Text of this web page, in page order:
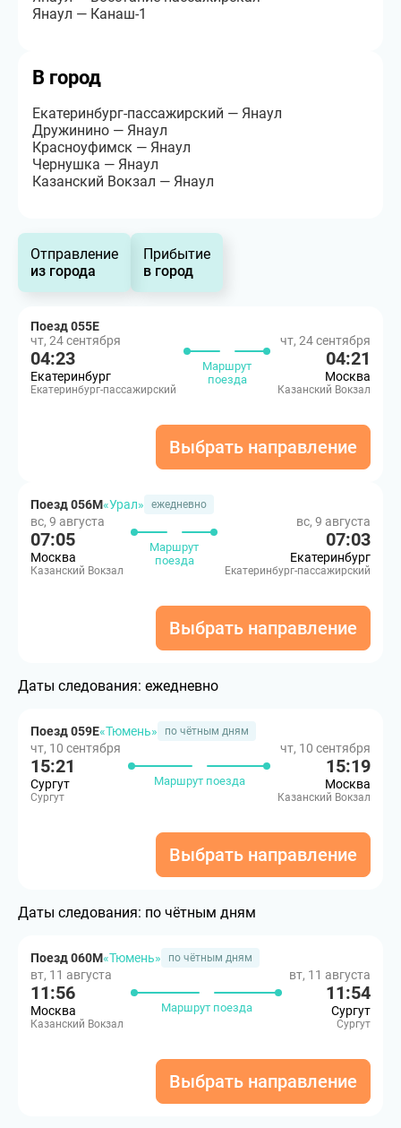
Янаул — Канаш-1
В город
Екатеринбург-пассажирский — Янаул
Дружинино — Янаул
Красноуфимск — Янаул
Чернушка — Янаул
Казанский Вокзал — Янаул
Отправление
из города
Прибытие
в город
Поезд 055Е
чт, 24 сентября
04:23
Екатеринбург
Екатеринбург-пассажирский
Маршрут
поезда
чт, 24 сентября
04:21
Москва
Казанский Вокзал
Выбрать направление
Поезд 056М«Урал» ежедневно
вс, 9 августа
07:05
Москва
Казанский Вокзал
Маршрут
поезда
вс, 9 августа
07:03
Екатеринбург
Екатеринбург-пассажирский
Выбрать направление
Даты следования: ежедневно
Поезд 059Е«Тюмень» по чётным дням
чт, 10 сентября
15:21
Сургут
Сургут
Маршрут поезда
чт, 10 сентября
15:19
Москва
Казанский Вокзал
Выбрать направление
Даты следования: по чётным дням
Поезд 060М«Тюмень» по чётным дням
вт, 11 августа
11:56
Москва
Казанский Вокзал
Маршрут поезда
вт, 11 августа
11:54
Сургут
Сургут
Выбрать направление